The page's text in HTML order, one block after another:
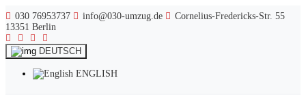
030 76953737 info@030-umzug.de
Cornelius-Fredericks-Str. 55
13351 Berlin
DEUTSCH
ENGLISH